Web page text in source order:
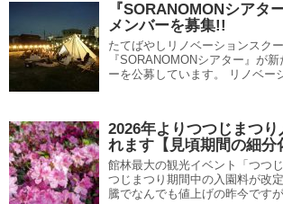
『SORANOMONシアタ
メンバーを募集!!
たてばやしリノベーションスク
『SORANOMONシアター』が
ーを公募しています。 リノベー
2026年よりつつじまつり
れます【見頃期間の細分
館林最大の観光イベント「つつ
つじまつり期間中の入園料が改
騰でなんでも値上げの昨今です